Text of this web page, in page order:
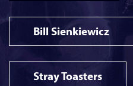
Bill Sienkiewicz
Stray Toasters